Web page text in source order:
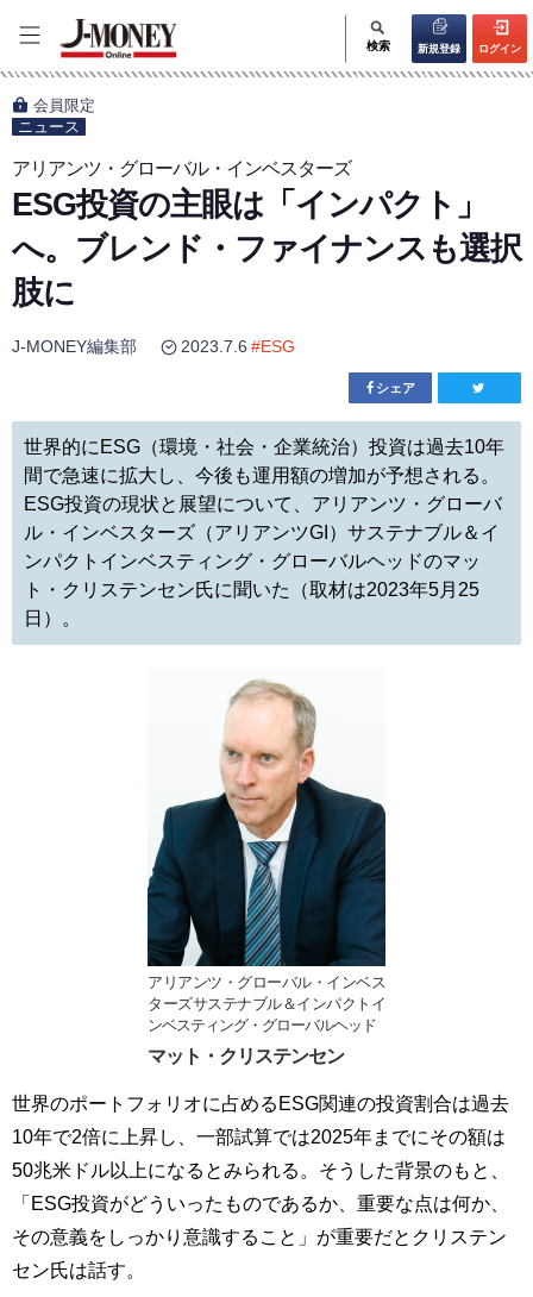
検索 新規登録 ログイン
会員限定
ニュース
アリアンツ・グローバル・インベスターズ
ESG投資の主眼は「インパクト」
へ。ブレンド・ファイナンスも選択
肢に
J-MONEY編集部 2023.7.6 #ESG
シェア
世界的にESG（環境・社会・企業統治）投資は過去10年
間で急速に拡大し、今後も運用額の増加が予想される。
ESG投資の現状と展望について、アリアンツ・グローバ
ル・インベスターズ（アリアンツGI）サステナブル＆イ
ンパクトインベスティング・グローバルヘッドのマッ
ト・クリステンセン氏に聞いた（取材は2023年5月25
日）。
アリアンツ・グローバル・インベス
ターズサステナブル＆インパクトイ
ンベスティング・グローバルヘッド
マット・クリステンセン
世界のポートフォリオに占めるESG関連の投資割合は過去
10年で2倍に上昇し、一部試算では2025年までにその額は
50兆米ドル以上になるとみられる。そうした背景のもと、
「ESG投資がどういったものであるか、重要な点は何か、
その意義をしっかり意識すること」が重要だとクリステン
セン氏は話す。